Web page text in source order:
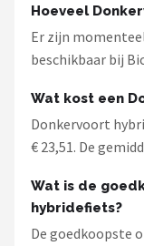
Voltano
Shimano
Cortina
Alle merken →
Hoeveel
Er zijn
beschikbaar bij
Wat kost een
Donkervoort
€ 23,51. De
Wat is de
hybridefiets?
De goedkoopste